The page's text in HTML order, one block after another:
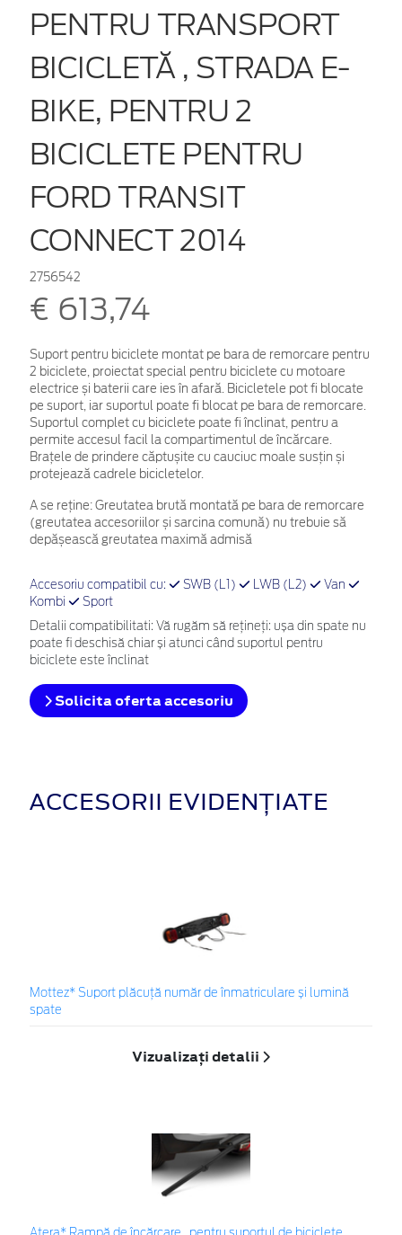
PENTRU TRANSPORT
BICICLETĂ , STRADA E-
BIKE, PENTRU 2
BICICLETE PENTRU
FORD TRANSIT
CONNECT 2014
2756542
€ 613,74
Suport pentru biciclete montat pe bara de remorcare pentru
2 biciclete, proiectat special pentru biciclete cu motoare
electrice și baterii care ies în afară. Bicicletele pot fi blocate
pe suport, iar suportul poate fi blocat pe bara de remorcare.
Suportul complet cu biciclete poate fi înclinat, pentru a
permite accesul facil la compartimentul de încărcare.
Brațele de prindere căptușite cu cauciuc moale susțin și
protejează cadrele bicicletelor.
A se reține: Greutatea brută montată pe bara de remorcare
(greutatea accesoriilor și sarcina comună) nu trebuie să
depășească greutatea maximă admisă
Accesoriu compatibil cu: SWB (L1) LWB (L2)
Van
Kombi
Sport
Detalii compatibilitati: Vă rugăm să rețineți: ușa din spate nu
poate fi deschisă chiar și atunci când suportul pentru
biciclete este înclinat
Solicita oferta accesoriu
ACCESORII EVIDENȚIATE
Mottez* Suport plăcuță număr de înmatriculare și lumină
spate
Vizualizați detalii